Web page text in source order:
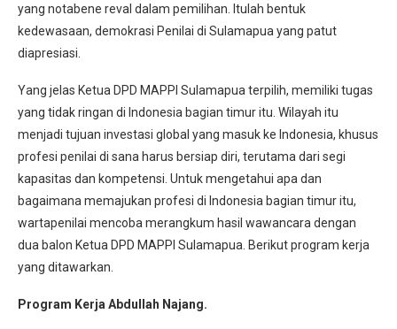
yang notabene reval dalam pemilihan. Itulah bentuk
kedewasaan, demokrasi Penilai di Sulamapua yang patut
diapresiasi.
Yang jelas Ketua DPD MAPPI Sulamapua terpilih, memiliki tugas
yang tidak ringan di Indonesia bagian timur itu. Wilayah itu
menjadi tujuan investasi global yang masuk ke Indonesia, khusus
profesi penilai di sana harus bersiap diri, terutama dari segi
kapasitas dan kompetensi. Untuk mengetahui apa dan
bagaimana memajukan profesi di Indonesia bagian timur itu,
wartapenilai mencoba merangkum hasil wawancara dengan
dua balon Ketua DPD MAPPI Sulamapua. Berikut program kerja
yang ditawarkan.
Program Kerja Abdullah Najang.